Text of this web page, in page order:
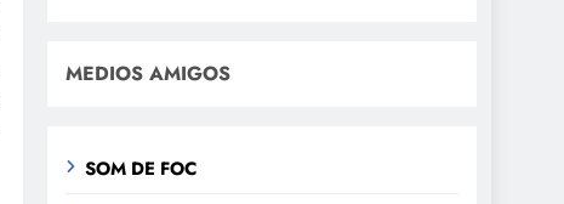
MEDIOS AMIGOS
SOM DE FOC